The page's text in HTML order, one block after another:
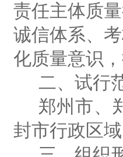
责任主体质
诚信体系、
化质量意识
二、试行
郑州市、
封市行政区